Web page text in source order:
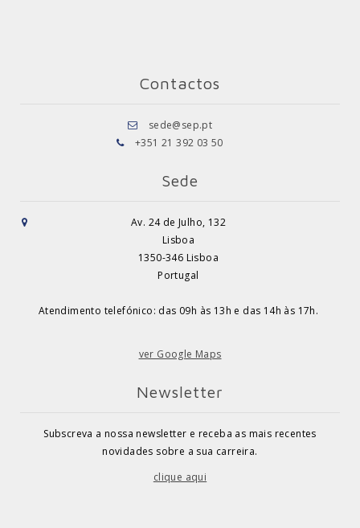
Contactos
sede@sep.pt
+351 21 392 03 50
Sede
Av. 24 de Julho, 132
Lisboa
1350-346 Lisboa
Portugal
Atendimento telefónico: das 09h às 13h e das 14h às 17h.
ver Google Maps
Newsletter
Subscreva a nossa newsletter e receba as mais recentes
novidades sobre a sua carreira.
clique aqui